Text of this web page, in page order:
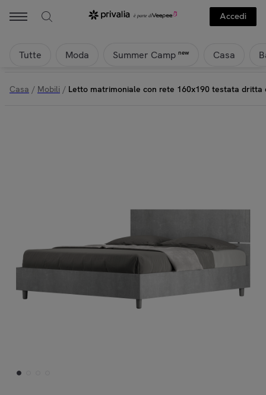
Accedi
Tutte Moda Summer Camp new Casa
Casa / Mobili / Letto matrimoniale con rete 160x190 testata dritta